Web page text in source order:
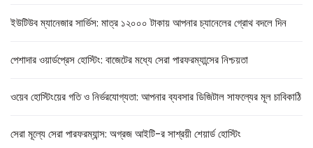
ইউটিউব ম্যানেজার সার্ভিস: মাত্র ১২০০০ টাকায় আপনার চ্যানেলের গ্রোথ বদলে দিন
পেশাদার ওয়ার্ডপ্রেস হোস্টিং: বাজেটের মধ্যে সেরা পারফরম্যান্সের নিশ্চয়তা
ওয়েব হোস্টিংয়ের গতি ও নির্ভরযোগ্যতা: আপনার ব্যবসার ডিজিটাল সাফল্যের মূল চাবিকাঠি
সেরা মূল্যে সেরা পারফরম্যান্স: অগ্রজ আইটি-র সাশ্রয়ী শেয়ার্ড হোস্টিং